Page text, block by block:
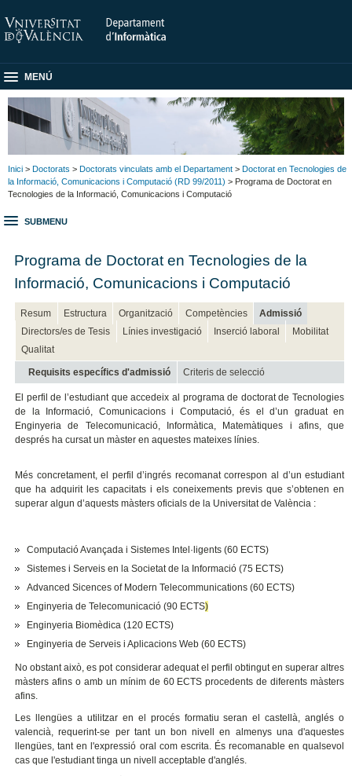
MENÚ
Inici > Doctorats > Doctorats vinculats amb el Departament > Doctorat en Tecnologies de
la Informació, Comunicacions i Computació (RD 99/2011) > Programa de Doctorat en
Tecnologies de la Informació, Comunicacions i Computació
SUBMENU
Programa de Doctorat en Tecnologies de la
Informació, Comunicacions i Computació
Resum Estructura Organització Competències
Admissió
Directors/es de Tesis
Línies investigació Inserció laboral
Mobilitat
Qualitat
Requisits específics d'admissió Criteris de selecció
El perfil de l’estudiant que accedeix al programa de doctorat de Tecnologies
de la Informació, Comunicacions i Computació, és el d’un graduat en
Enginyeria de Telecomunicació, Informàtica, Matemàtiques i afins, que
després ha cursat un màster en aquestes mateixes línies.
Més concretament, el perfil d’ingrés recomanat correspon al d’un estudiant
que ha adquirit les capacitats i els coneixements previs que s’obtenen en
superar algun d’aquests màsters oficials de la Universitat de València :
Computació Avançada i Sistemes Intel·ligents (60 ECTS)
Sistemes i Serveis en la Societat de la Informació (75 ECTS)
Advanced Sicences of Modern Telecommunications (60 ECTS)
Enginyeria de Telecomunicació (90 ECTS)
Enginyeria Biomèdica (120 ECTS)
Enginyeria de Serveis i Aplicacions Web (60 ECTS)
No obstant això, es pot considerar adequat el perfil obtingut en superar altres
màsters afins o amb un mínim de 60 ECTS procedents de diferents màsters
afins.
Les llengües a utilitzar en el procés formatiu seran el castellà, anglés o
valencià, requerint-se per tant un bon nivell en almenys una d'aquestes
llengües, tant en l'expressió oral com escrita. És recomanable en qualsevol
cas que l'estudiant tinga un nivell acceptable d'anglés.